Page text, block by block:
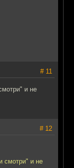
# 11
и не
# 12
смотри" и не